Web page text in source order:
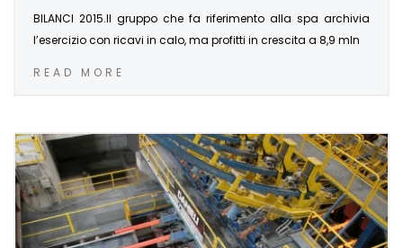
BILANCI 2015.Il gruppo che fa riferimento alla spa archivia
l’esercizio con ricavi in calo, ma profitti in crescita a 8,9 mln
READ MORE